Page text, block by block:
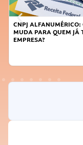
CNPJ ALFANUMÉRICO:
MUDA PARA QUEM JÁ
EMPRESA?